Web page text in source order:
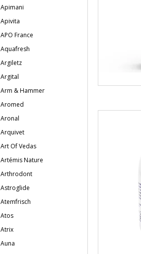
Apimani
Apivita
APO France
Aquafresh
Argiletz
Argital
Arm & Hammer
Aromed
Aronal
Arquivet
Art Of Vedas
Artémis Nature
Arthrodont
Astroglide
Atemfrisch
Atos
Atrix
Auna